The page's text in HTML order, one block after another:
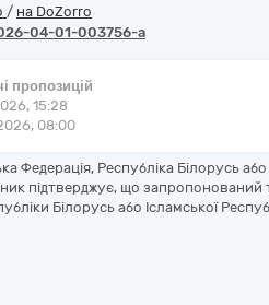
/ на DoZorro
04-01-003756-a
пропозицій
15:28
08:00
Федерація, Республіка Білорусь або
підтверджує, що запропонований
Білорусь або Ісламської